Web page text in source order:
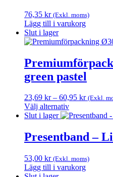
olika
alternativen
kan
väljas
på
produktsidan
76,35 kr (Exkl. moms)
Lägg till i varukorg
Slut i lager
green pastel
23,69 kr – 60,95 kr
till
(Exkl.
Välj alternativ
Den
produkten
har
varianter.
De
Slut i lager
Presentband –
53,00 kr (Exkl. moms)
Lägg till i varukorg